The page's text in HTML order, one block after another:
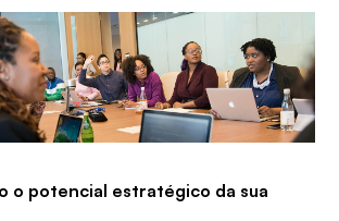
o potencial estratégico da sua